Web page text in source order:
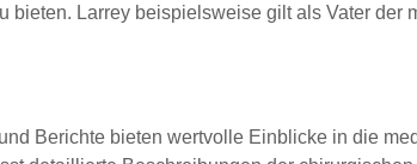
Larrey beispielsweise gilt als Vater der
Berichte bieten wertvolle Einblicke in die